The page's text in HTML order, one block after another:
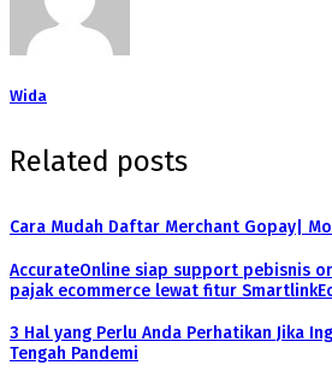
Wida
Related posts
Cara Mudah Daftar Merchant Gopay|
AccurateOnline siap support pebisnis
pajak ecommerce lewat fitur
3 Hal yang Perlu Anda Perhatikan Jika
Tengah Pandemi